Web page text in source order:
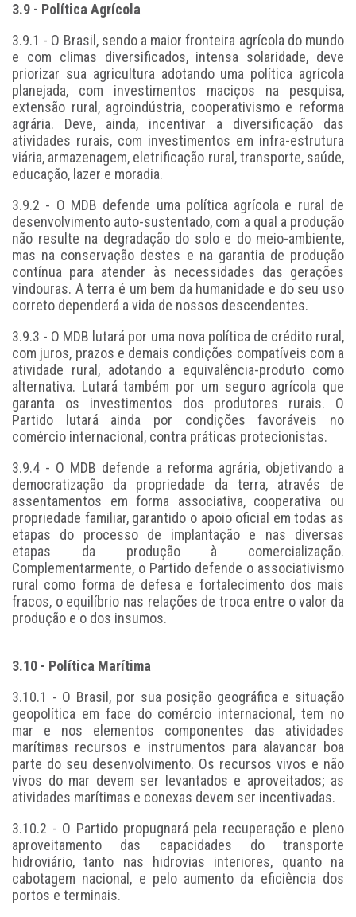
3.9 - Política Agrícola
3.9.1 - O Brasil, sendo a maior fronteira agrícola do mundo
e com climas diversificados, intensa solaridade, deve
priorizar sua agricultura adotando uma política agrícola
planejada, com investimentos maciços na pesquisa,
extensão rural, agroindústria, cooperativismo e reforma
agrária. Deve, ainda, incentivar a diversificação das
atividades rurais, com investimentos em infra-estrutura
viária, armazenagem, eletrificação rural, transporte, saúde,
educação, lazer e moradia.
3.9.2 - O MDB defende uma política agrícola e rural de
desenvolvimento auto-sustentado, com a qual a produção
não resulte na degradação do solo e do meio-ambiente,
mas na conservação destes e na garantia de produção
contínua para atender às necessidades das gerações
vindouras. A terra é um bem da humanidade e do seu uso
correto dependerá a vida de nossos descendentes.
3.9.3 - O MDB lutará por uma nova política de crédito rural,
com juros, prazos e demais condições compatíveis com a
atividade rural, adotando a equivalência-produto como
alternativa. Lutará também por um seguro agrícola que
garanta os investimentos dos produtores rurais. O
Partido lutará ainda por condições favoráveis no
comércio internacional, contra práticas protecionistas.
3.9.4 - O MDB defende a reforma agrária, objetivando a
democratização da propriedade da terra, através de
assentamentos em forma associativa, cooperativa ou
propriedade familiar, garantido o apoio oficial em todas as
etapas do processo de implantação e nas diversas
etapas da produção à comercialização.
Complementarmente, o Partido defende o associativismo
rural como forma de defesa e fortalecimento dos mais
fracos, o equilíbrio nas relações de troca entre o valor da
produção e o dos insumos.
3.10 - Política Marítima
3.10.1 - O Brasil, por sua posição geográfica e situação
geopolítica em face do comércio internacional, tem no
mar e nos elementos componentes das atividades
marítimas recursos e instrumentos para alavancar boa
parte do seu desenvolvimento. Os recursos vivos e não
vivos do mar devem ser levantados e aproveitados; as
atividades marítimas e conexas devem ser incentivadas.
3.10.2 - O Partido propugnará pela recuperação e pleno
aproveitamento das capacidades do transporte
hidroviário, tanto nas hidrovias interiores, quanto na
cabotagem nacional, e pelo aumento da eficiência dos
portos e terminais.